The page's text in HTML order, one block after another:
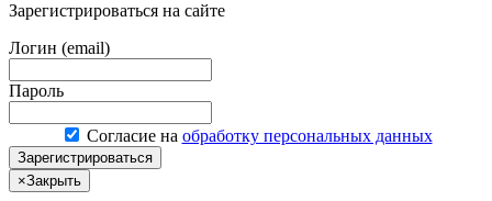
Зарегистрироваться на сайте
Логин (email)
Пароль
Согласие на обработку персональных данных
Зарегистрироваться
×Закрыть